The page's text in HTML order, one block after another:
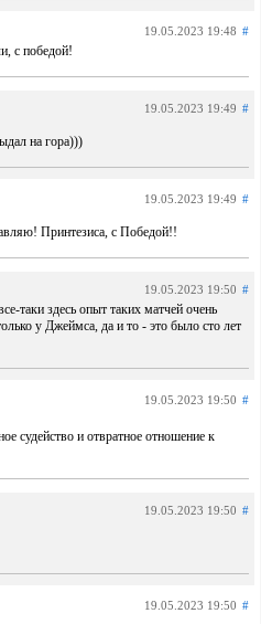
19.05.2023 19:48 #
с победой!
19.05.2023 19:49 #
на гора)))
19.05.2023 19:49 #
Принтезиса, с Победой!!
19.05.2023 19:50 #
таки здесь опыт таких матчей очень
у Джеймса, да и то - это было сто лет
19.05.2023 19:50 #
судейство и отвратное отношение к
19.05.2023 19:50 #
19.05.2023 19:50 #